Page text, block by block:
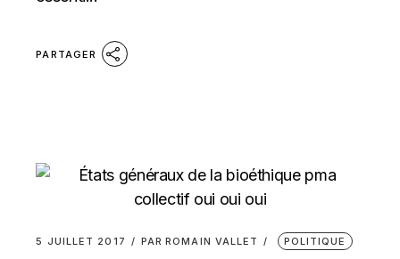
PARTAGER
5 JUILLET 2017 PAR ROMAIN VALLET POLITIQUE